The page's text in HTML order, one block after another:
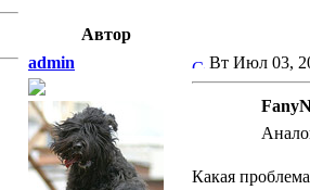
Автор
admin
Вт Июл 03,
Какая